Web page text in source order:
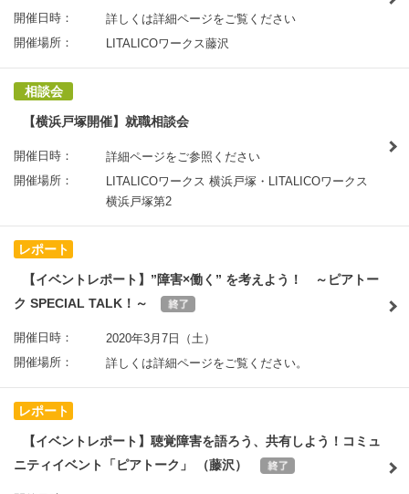
開催日時：
詳しくは詳細ページをご覧ください
開催場所：
LITALICOワークス藤沢
相談会
【横浜戸塚開催】就職相談会
開催日時：
詳細ページをご参照ください
開催場所：
LITALICOワークス 横浜戸塚・LITALICOワークス
横浜戸塚第2
レポート
【イベントレポート】”障害×働く” を考えよう！ ～ピアトー
ク SPECIAL TALK！～
開催日時：
2020年3月7日（土）
開催場所：
詳しくは詳細ページをご覧ください。
レポート
【イベントレポート】聴覚障害を語ろう、共有しよう！コミュ
ニティイベント「ピアトーク」 （藤沢）